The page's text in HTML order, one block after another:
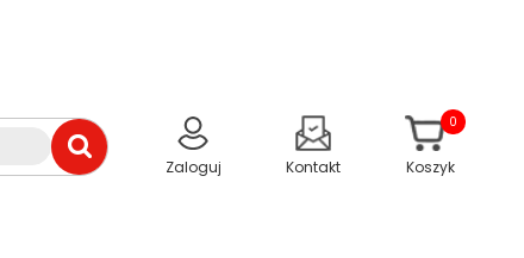
Zaloguj Kontakt Koszyk
0